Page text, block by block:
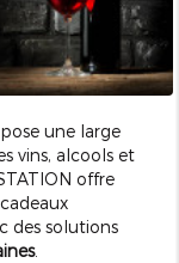
une large
vins, alcools et
offre
des solutions
.